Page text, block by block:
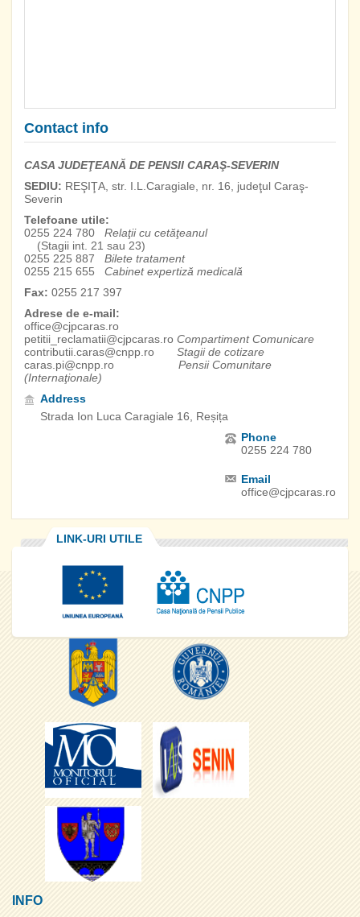
Contact info
CASA JUDEŢEANĂ DE PENSII CARAŞ-SEVERIN
SEDIU: REŞIŢA, str. I.L.Caragiale, nr. 16, judeţul Caraş-
Severin
Telefoane utile:
0255 224 780 Relaţii cu cetăţeanul
(Stagii int. 21 sau 23)
0255 225 887 Bilete tratament
0255 215 655 Cabinet expertiză medicală
Fax: 0255 217 397
Adrese de e-mail:
office@cjpcaras.ro
petitii_reclamatii@cjpcaras.ro Compartiment Comunicare
contributii.caras@cnpp.ro Stagii de cotizare
caras.pi@cnpp.ro Pensii Comunitare
(Internaţionale)
Address
Strada Ion Luca Caragiale 16, Reșița
Phone
0255 224 780
Email
office@cjpcaras.ro
LINK-URI UTILE
INFO